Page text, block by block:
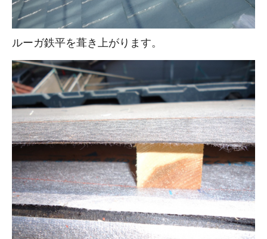
ルーガ鉄平を葺き上がります。